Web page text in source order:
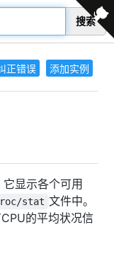
搜索
正错误 添加实例
显示各个可用
stat 文件中。
的平均状况信